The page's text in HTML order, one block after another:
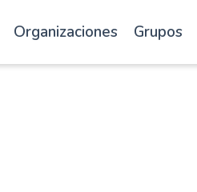
Organizaciones Grupos